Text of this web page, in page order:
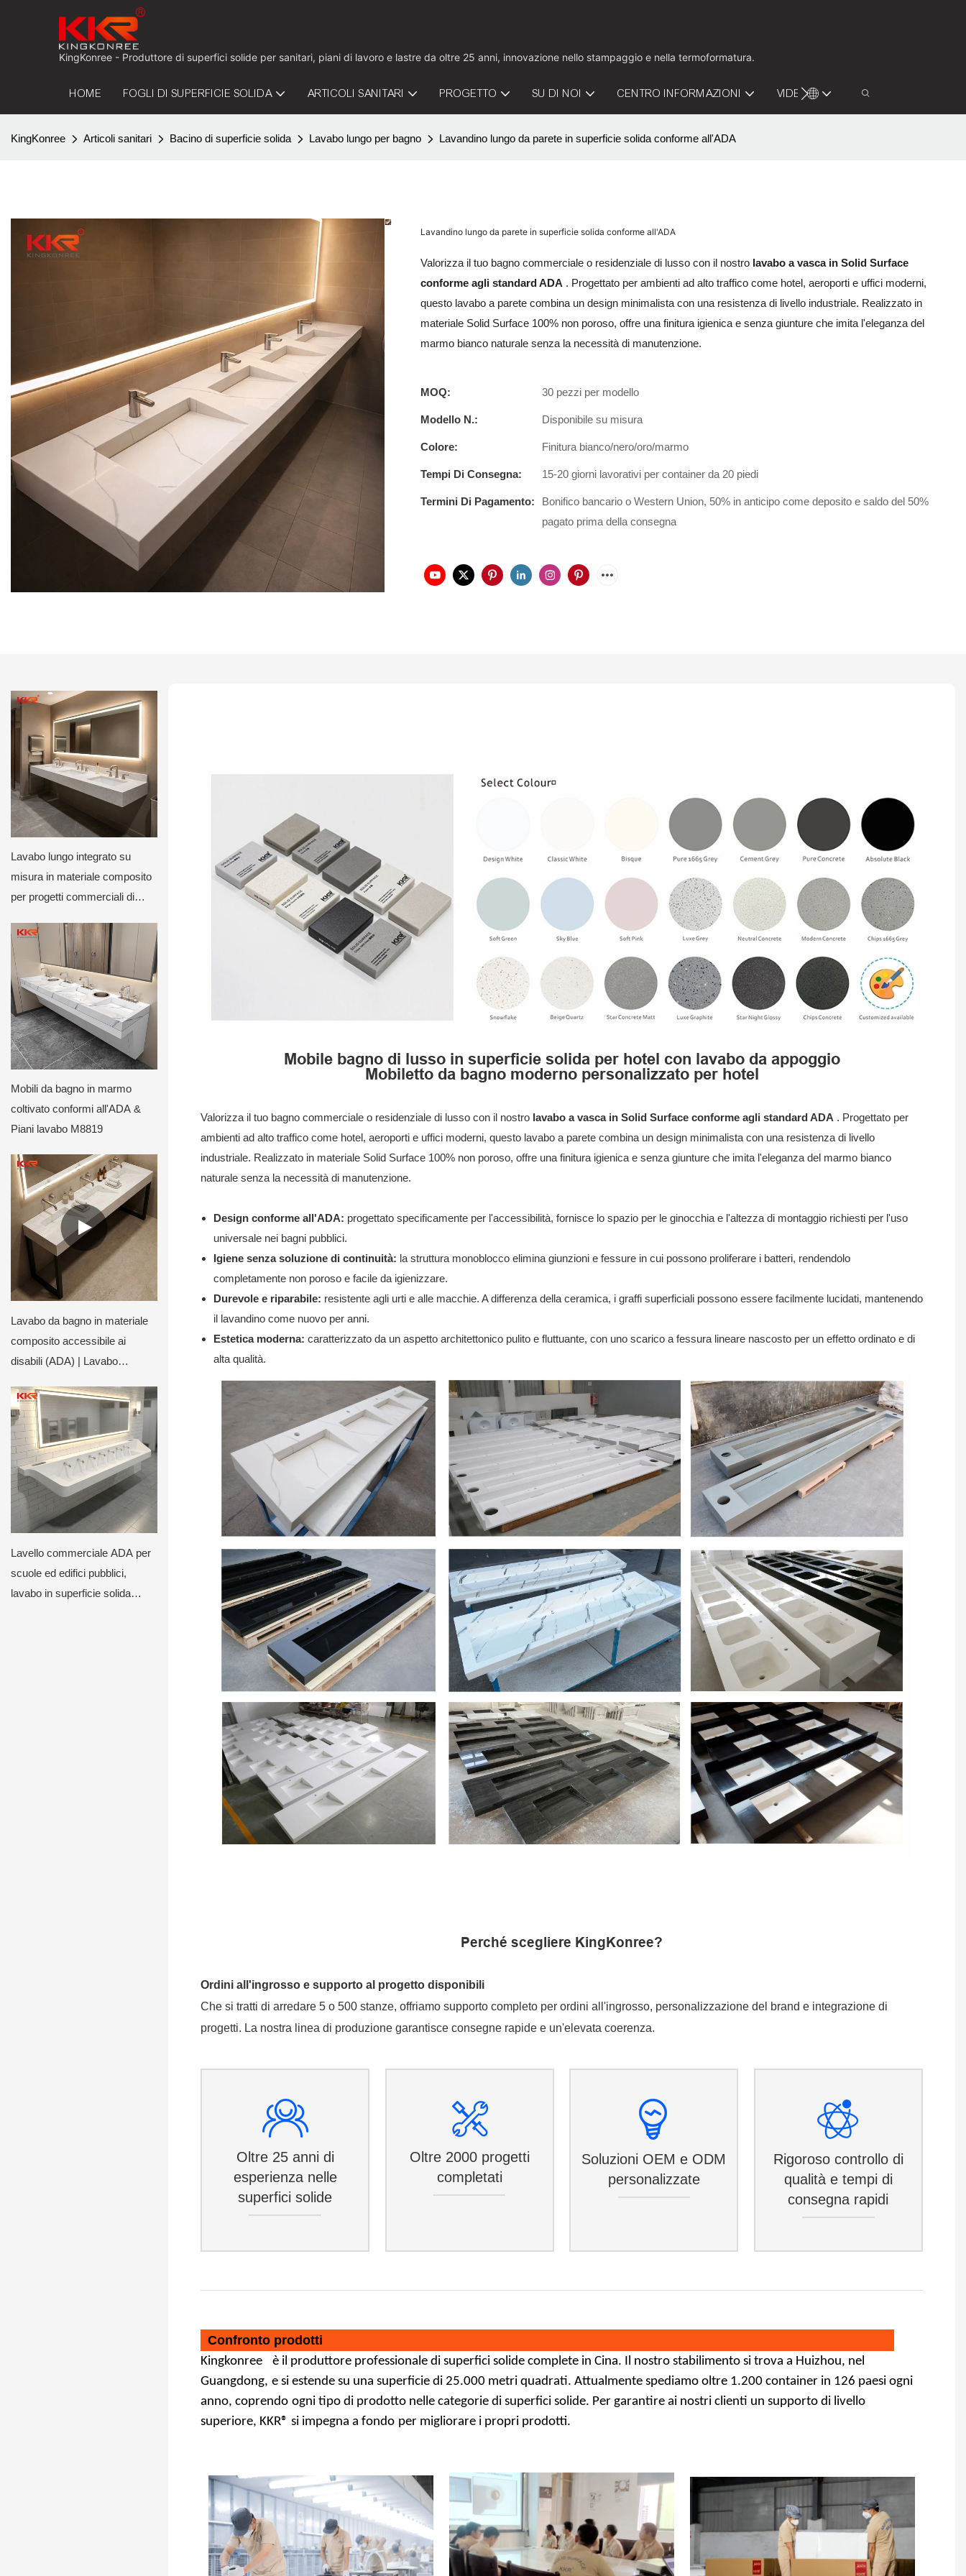
KingKonree - Produttore di superfici solide per sanitari, piani di lavoro e lastre da oltre 25 anni, innovazione nello stampaggio e nella termoformatura.
HOME FOGLI DI SUPERFICIE SOLIDA ARTICOLI SANITARI PROGETTO SU DI NOI CENTRO INFORMAZIONI VIDEO CONTATTACI
KingKonree Articoli sanitari Bacino di superficie solida Lavabo lungo per bagno Lavandino lungo da parete in superficie solida conforme all'ADA
Lavandino lungo da parete in superficie solida conforme all'ADA
Valorizza il tuo bagno commerciale o residenziale di lusso con il nostro lavabo a vasca in Solid Surface
conforme agli standard ADA . Progettato per ambienti ad alto traffico come hotel, aeroporti e uffici moderni,
questo lavabo a parete combina un design minimalista con una resistenza di livello industriale. Realizzato in
materiale Solid Surface 100% non poroso, offre una finitura igienica e senza giunture che imita l'eleganza del
marmo bianco naturale senza la necessità di manutenzione.
MOQ: 30 pezzi per modello
Modello N.: Disponibile su misura
Colore: Finitura bianco/nero/oro/marmo
Tempi Di Consegna: 15-20 giorni lavorativi per container da 20 piedi
Termini Di Pagamento:
Bonifico bancario o Western Union, 50% in anticipo come deposito e saldo del 50%
pagato prima della consegna
Lavabo lungo integrato su
misura in materiale composito
per progetti commerciali di
Mobili da bagno in marmo
coltivato conformi all'ADA &
Piani lavabo M8819
Lavabo da bagno in materiale
composito accessibile ai
disabili (ADA) | Lavabo
metallo
Lavello commerciale ADA per
scuole ed edifici pubblici,
lavabo in superficie solida
Mobile bagno di lusso in superficie solida per hotel con lavabo da appoggio
Mobiletto da bagno moderno personalizzato per hotel
Valorizza il tuo bagno commerciale o residenziale di lusso con il nostro lavabo a vasca in Solid Surface conforme agli standard ADA . Progettato per
ambienti ad alto traffico come hotel, aeroporti e uffici moderni, questo lavabo a parete combina un design minimalista con una resistenza di livello
industriale. Realizzato in materiale Solid Surface 100% non poroso, offre una finitura igienica e senza giunture che imita l'eleganza del marmo bianco
naturale senza la necessità di manutenzione.
Design conforme all'ADA: progettato specificamente per l'accessibilità, fornisce lo spazio per le ginocchia e l'altezza di montaggio richiesti per l'uso
universale nei bagni pubblici.
Igiene senza soluzione di continuità: la struttura monoblocco elimina giunzioni e fessure in cui possono proliferare i batteri, rendendolo
completamente non poroso e facile da igienizzare.
Durevole e riparabile: resistente agli urti e alle macchie. A differenza della ceramica, i graffi superficiali possono essere facilmente lucidati, mantenendo
il lavandino come nuovo per anni.
Estetica moderna: caratterizzato da un aspetto architettonico pulito e fluttuante, con uno scarico a fessura lineare nascosto per un effetto ordinato e di
alta qualità.
Perché scegliere KingKonree?
Ordini all'ingrosso e supporto al progetto disponibili
Che si tratti di arredare 5 o 500 stanze, offriamo supporto completo per ordini all'ingrosso, personalizzazione del brand e integrazione di
progetti. La nostra linea di produzione garantisce consegne rapide e un'elevata coerenza.
Oltre 25 anni di
esperienza nelle
superfici solide
Oltre 2000 progetti
completati
Soluzioni OEM e ODM
personalizzate
Rigoroso controllo di
qualità e tempi di
consegna rapidi
Confronto prodotti
Kingkonree è il produttore professionale di superfici solide complete in Cina. Il nostro stabilimento si trova a Huizhou, nel
Guangdong, e si estende su una superficie di 25.000 metri quadrati. Attualmente spediamo oltre 1.200 container in 126 paesi ogni
anno, coprendo ogni tipo di prodotto nelle categorie di superfici solide. Per garantire ai nostri clienti un supporto di livello
superiore, KKR® si impegna a fondo per migliorare i propri prodotti.